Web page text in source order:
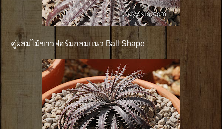
คู่ผสมไม้ขาวฟอร์มกลมแนว Ball Shape